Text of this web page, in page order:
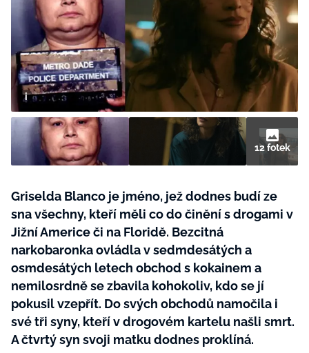
Testy a kvízy
Všechny kategorie
Tvoření
Rady a tipy
BurdaMedia
Extra
SVĚT ŽENY - 599 KČ
ROČNÍ PŘEDPLATNÉ SVĚT ŽENY +
SADA PRODUKTŮ MANA (10 ks)
12 fotek
Griselda Blanco je jméno, jež dodnes budí ze
sna všechny, kteří měli co do činění s drogami v
Jižní Americe či na Floridě. Bezcitná
narkobaronka ovládla v sedmdesátých a
osmdesátých letech obchod s kokainem a
nemilosrdně se zbavila kohokoliv, kdo se jí
pokusil vzepřít. Do svých obchodů namočila i
své tři syny, kteří v drogovém kartelu našli smrt.
A čtvrtý syn svoji matku dodnes proklíná.